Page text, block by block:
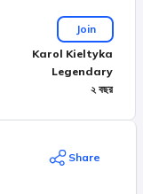
Join
Karol Kieltyka
Legendary
২ বছর
Share